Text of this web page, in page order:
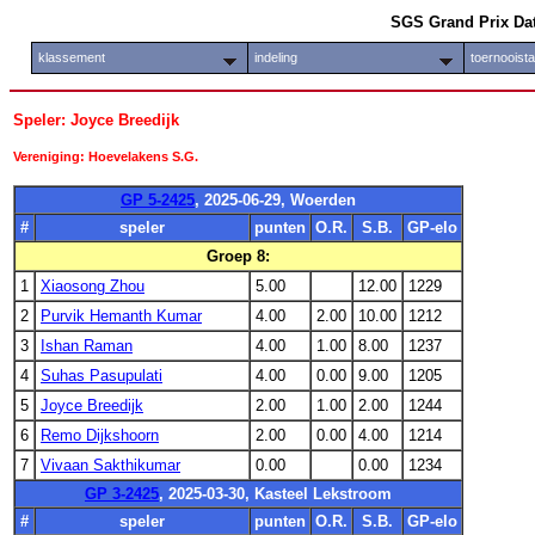
SGS Grand Prix
klassement indeling
Speler: Joyce Breedijk
Vereniging: Hoevelakens S.G.
GP 5-2425, 2025-06-29, Woerden
#
speler punten O.R. S.B.
GP-elo
Groep 8:
1
Xiaosong Zhou 5.00 12.00
1229
2
Purvik Hemanth Kumar 4.00 2.00 10.00
1212
3
Ishan Raman 4.00 1.00 8.00
1237
4
Suhas Pasupulati 4.00 0.00 9.00
1205
5
Joyce Breedijk 2.00 1.00 2.00
1244
6
Remo Dijkshoorn 2.00 0.00 4.00
1214
7
Vivaan Sakthikumar 0.00 0.00
1234
GP 3-2425, 2025-03-30, Kasteel Lekstroom
#
speler punten O.R. S.B.
GP-elo